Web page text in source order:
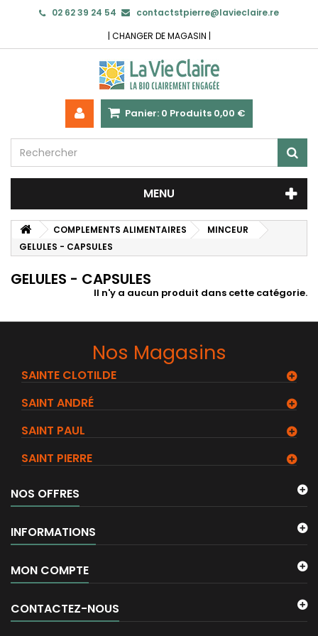
02 62 39 24 54
contactstpierre@lavieclaire.re
| CHANGER DE MAGASIN |
Panier: 0 Produits 0,00 €
MENU
COMPLEMENTS ALIMENTAIRES
MINCEUR
GELULES - CAPSULES
GELULES - CAPSULES
Il n'y a aucun produit dans cette catégorie.
Nos Magasins
SAINTE CLOTILDE
SAINT ANDRÉ
SAINT PAUL
SAINT PIERRE
NOS OFFRES
INFORMATIONS
MON COMPTE
CONTACTEZ-NOUS